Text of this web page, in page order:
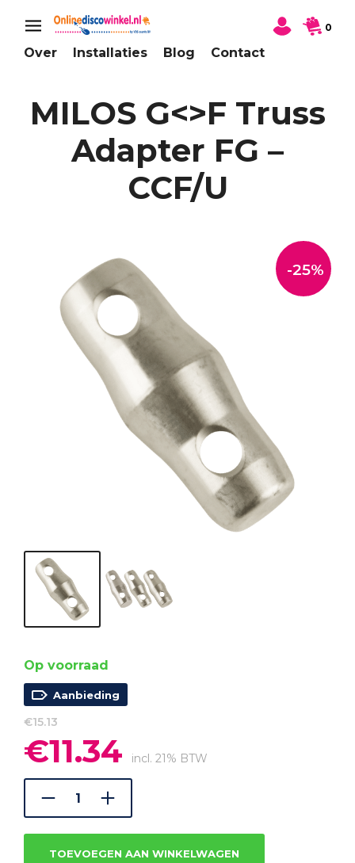
Over Installaties Blog Contact
0
MILOS G<>F Truss
Adapter FG –
CCF/U
-25%
Op voorraad
Aanbieding
€15.13
Oorspronkelijke
prijs
was:
€15.13.
€11.34 prijs
is:
incl. 21% BTW
TOEVOEGEN AAN WINKELWAGEN